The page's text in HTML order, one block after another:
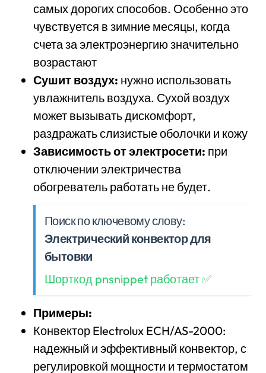
самых дорогих способов. Особенно это
чувствуется в зимние месяцы, когда
счета за электроэнергию значительно
возрастают
Сушит воздух: нужно использовать
увлажнитель воздуха. Сухой воздух
может вызывать дискомфорт,
раздражать слизистые оболочки и кожу
Зависимость от электросети: при
отключении электричества
обогреватель работать не будет.
Поиск по ключевому слову:
Электрический конвектор для
бытовки
Шорткод pnsnippet работает ✅
Примеры:
Конвектор Electrolux ECH/AS-2000:
надежный и эффективный конвектор, с
регулировкой мощности и термостатом